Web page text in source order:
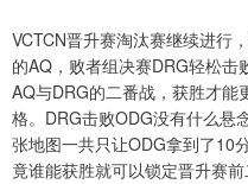
VCTCN晋升赛淘汰赛继续进行
的AQ，败者组决赛DRG轻松
AQ与DRG的二番战，获胜才能
格。DRG击败ODG没有什么悬
张地图一共只让ODG拿到了10
竟谁能获胜就可以锁定晋升赛